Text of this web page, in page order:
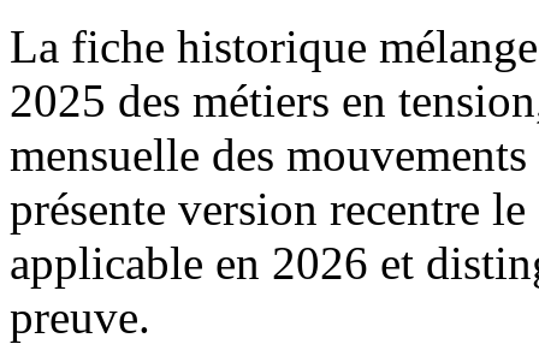
La fiche historique
2025 des métiers en
mensuelle des
présente version recentre
applicable en 2026 et
preuve.